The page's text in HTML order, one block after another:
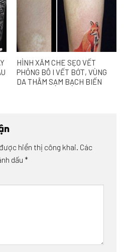
HÌNH XĂM CHE SẸO VẾT
PHỎNG BÔ I VẾT BỚT, VÙNG
DA THÂM SẠM BẠCH BIẾN
hiển thị công khai. Các
dấu *